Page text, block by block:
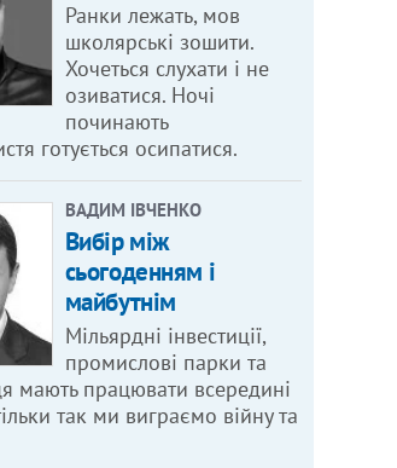
Ранки лежать, мов
школярські зошити.
Хочеться слухати і не
озиватися. Ночі
починають
готується осипатися.
ВАДИМ ІВЧЕНКО
Вибір між
сьогоденням і
майбутнім
Мільярдні інвестиції,
промислові парки та
мають працювати всередині
так ми виграємо війну та